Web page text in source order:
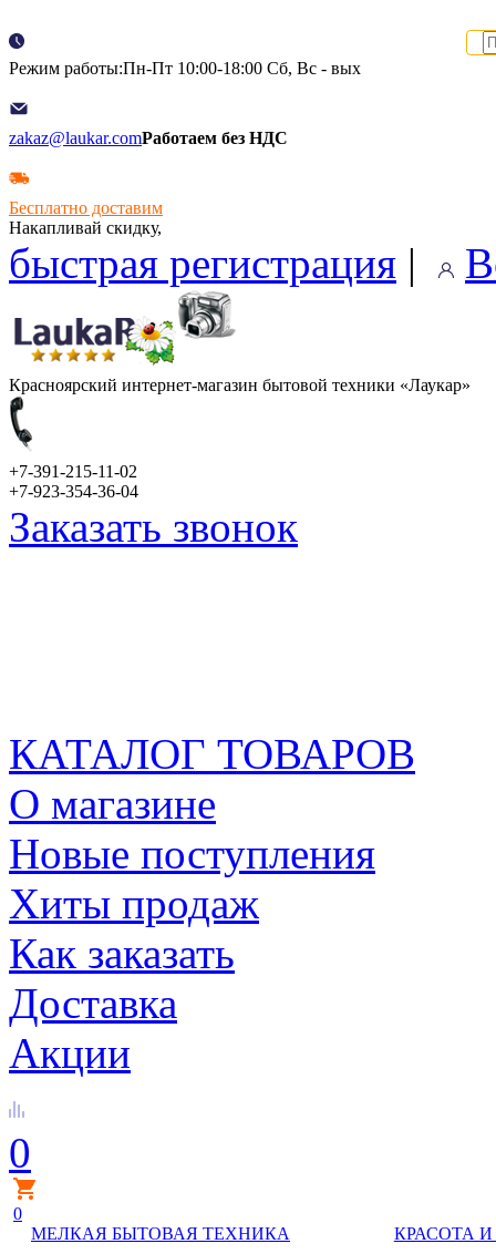
Режим работы:Пн-Пт 10:00-18:00 Сб, Вс - вых
zakaz@laukar.comРаботаем без НДС
Бесплатно доставим
Накапливай скидку,
быстрая регистрация |
Красноярский интернет-магазин бытовой техники «Лаукар»
+7-391-215-11-02
+7-923-354-36-04
Заказать звонок
КАТАЛОГ ТОВАРОВ
О магазине
Новые поступления
Хиты продаж
Как заказать
Доставка
Акции
0
0
МЕЛКАЯ БЫТОВАЯ ТЕХНИКА
КРАСОТА И